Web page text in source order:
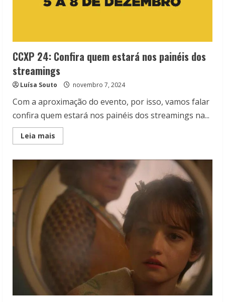
CCXP 24: Confira quem estará nos painéis dos
streamings
Luísa Souto novembro 7, 2024
Com a aproximação do evento, por isso, vamos falar
confira quem estará nos painéis dos streamings na...
Leia mais
more
24:
Confira
estará
nos
painéis
dos
streamings